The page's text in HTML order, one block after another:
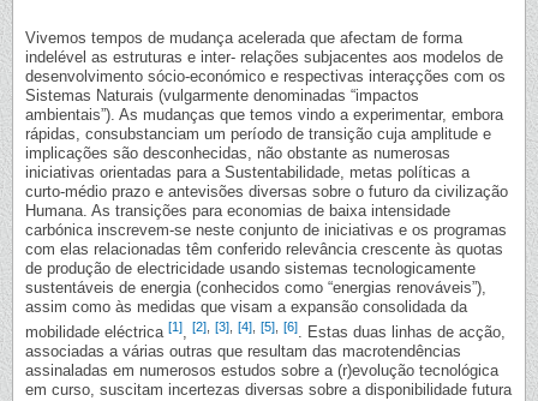
Vivemos tempos de mudança acelerada que afectam de forma
indelével as estruturas e inter- relações subjacentes aos modelos de
desenvolvimento sócio-económico e respectivas interaçções com os
Sistemas Naturais (vulgarmente denominadas “impactos
ambientais”). As mudanças que temos vindo a experimentar, embora
rápidas, consubstanciam um período de transição cuja amplitude e
implicações são desconhecidas, não obstante as numerosas
iniciativas orientadas para a Sustentabilidade, metas políticas a
curto-médio prazo e antevisões diversas sobre o futuro da civilização
Humana. As transições para economias de baixa intensidade
carbónica inscrevem-se neste conjunto de iniciativas e os programas
com elas relacionadas têm conferido relevância crescente às quotas
de produção de electricidade usando sistemas tecnologicamente
sustentáveis de energia (conhecidos como “energias renováveis”),
assim como às medidas que visam a expansão consolidada da
mobilidade eléctrica [1], [2] [3] [4] [5] [6]. Estas duas linhas de acção,
associadas a várias outras que resultam das macrotendências
assinaladas em numerosos estudos sobre a (r)evolução tecnológica
em curso, suscitam incertezas diversas sobre a disponibilidade futura